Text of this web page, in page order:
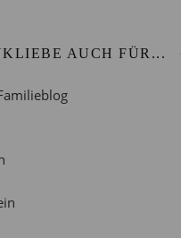
AUCH FÜR...